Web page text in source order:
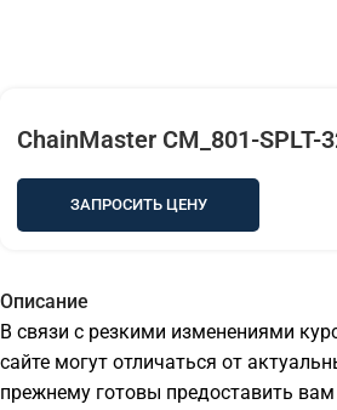
ChainMaster CM_801-SPLT-
ЗАПРОСИТЬ ЦЕНУ
Описание
В связи с резкими изменениями
сайте могут отличаться от
прежнему готовы предоставить